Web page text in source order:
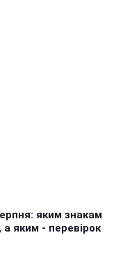
яким знакам
а яким - перевірок